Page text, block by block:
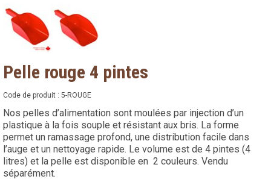
Pelle rouge 4 pintes
Code de produit : 5-ROUGE
Nos pelles d’alimentation sont moulées par injection d’un
plastique à la fois souple et résistant aux bris. La forme
permet un ramassage profond, une distribution facile dans
l’auge et un nettoyage rapide. Le volume est de 4 pintes (4
litres) et la pelle est disponible en 2 couleurs. Vendu
séparément.